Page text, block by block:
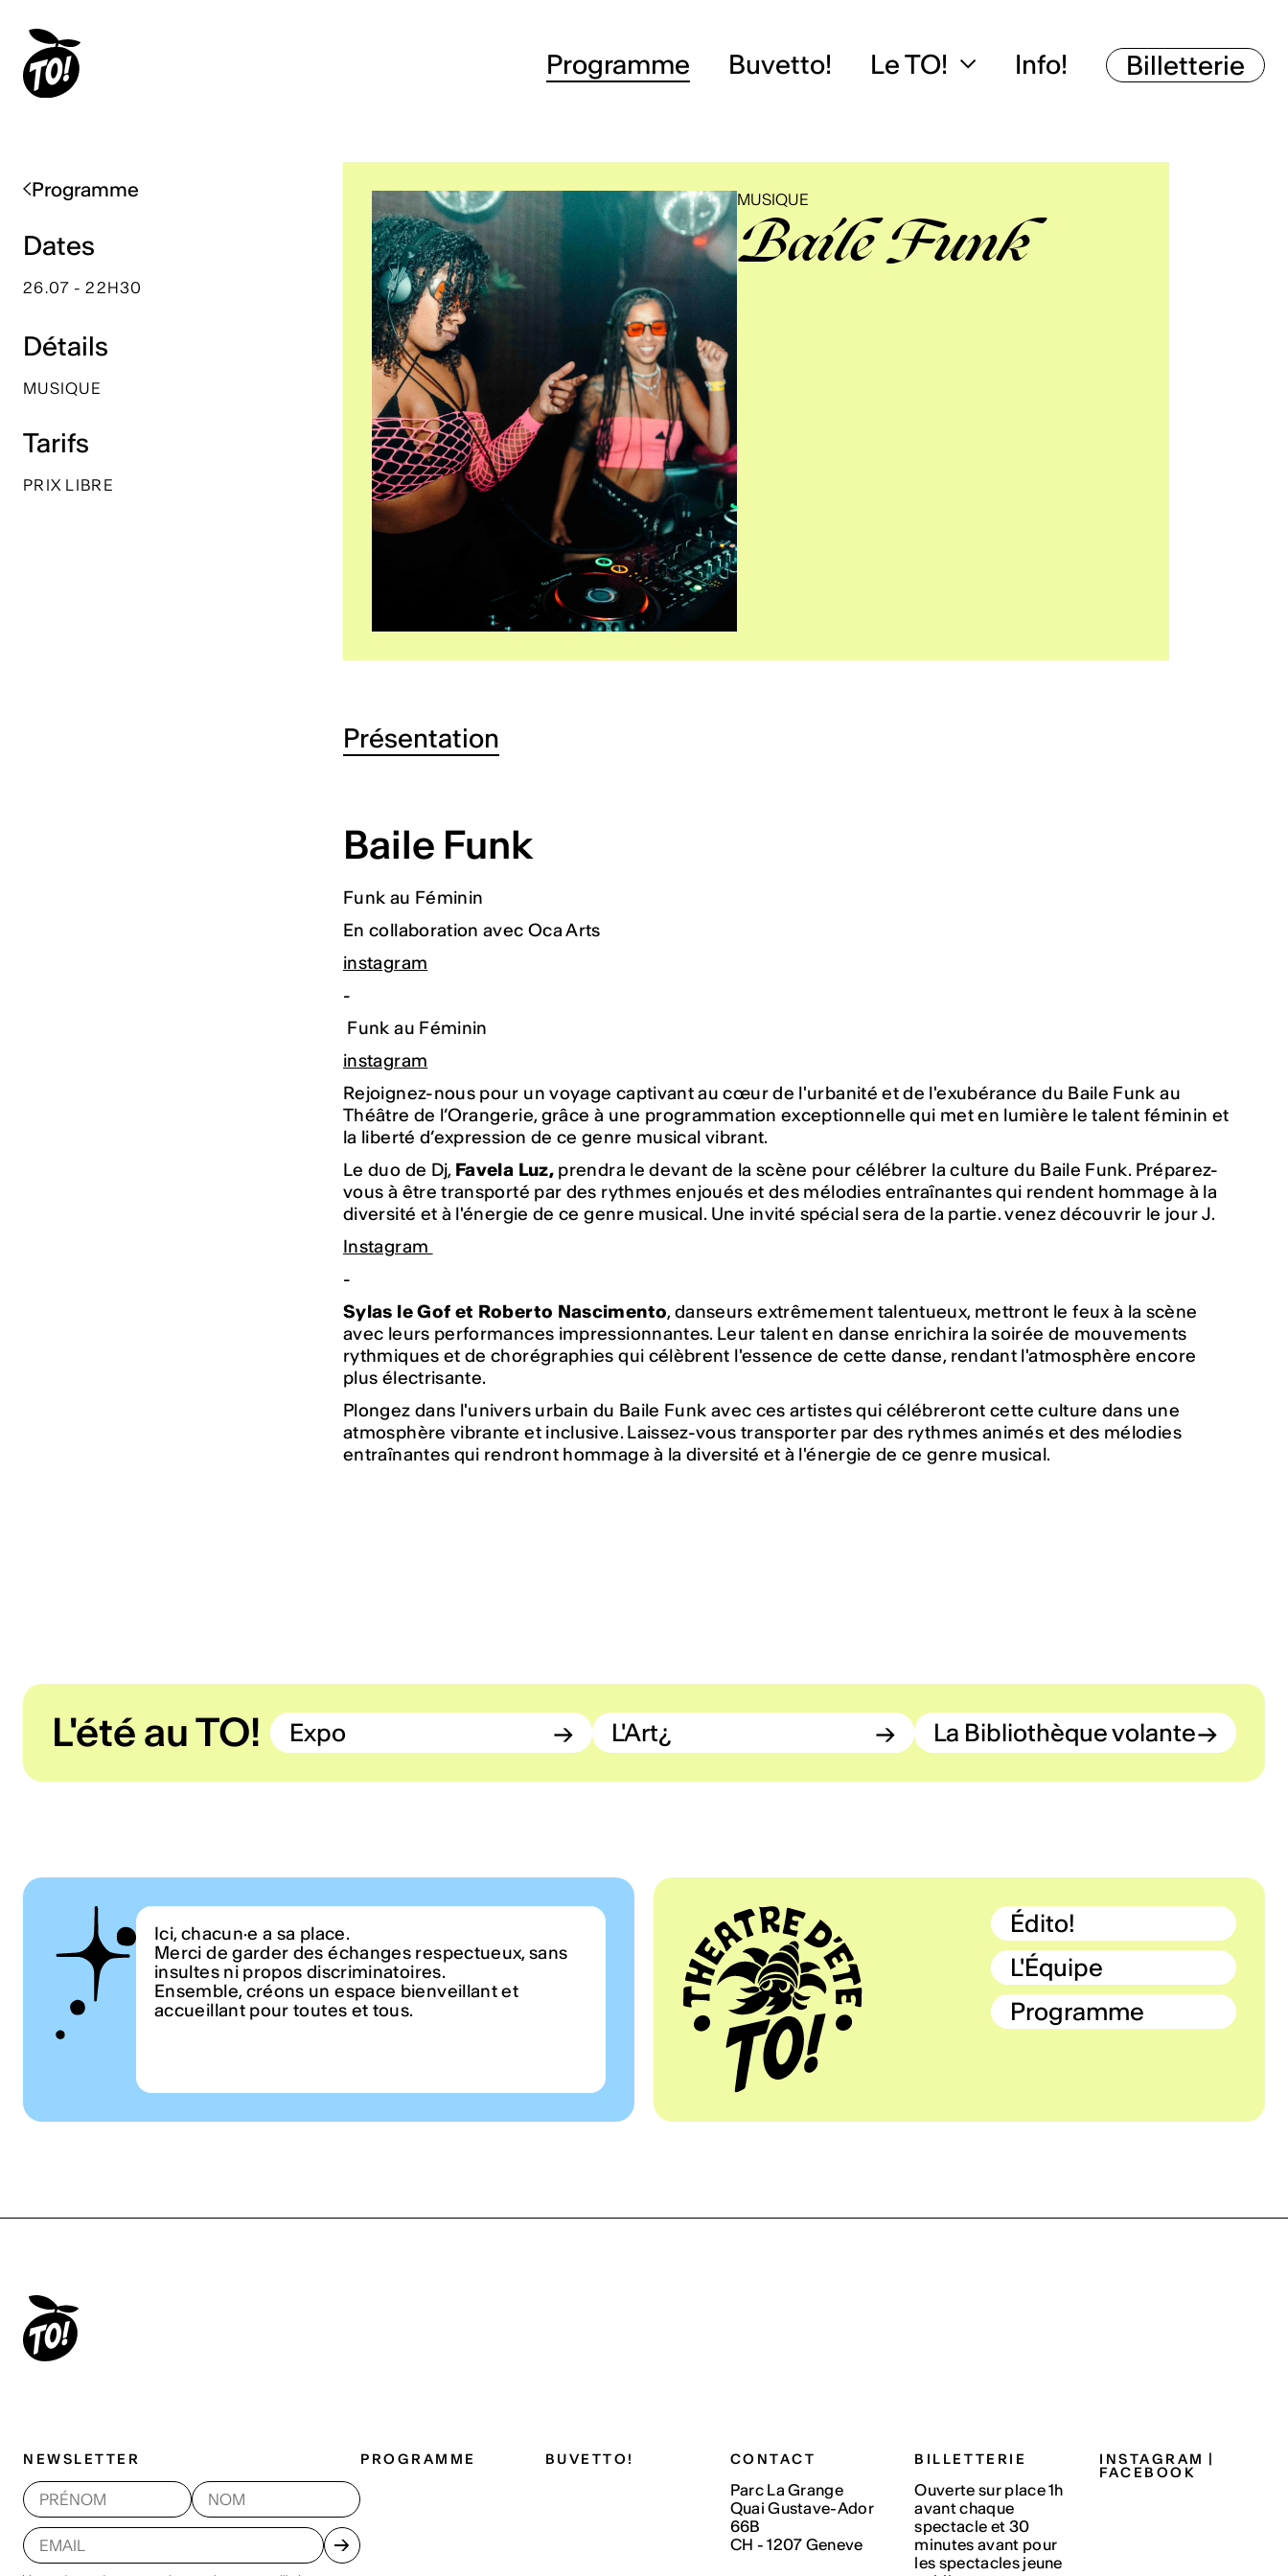
Programme Buvetto! Le TO! Info! Billetterie
Programme
Dates
26.07 - 22H30
Détails
MUSIQUE
Tarifs
PRIX LIBRE
MUSIQUE
Baile Funk
Présentation
Baile Funk
Funk au Féminin
En collaboration avec Oca Arts
instagram
-
Funk au Féminin
instagram
Rejoignez-nous pour un voyage captivant au cœur de l'urbanité et de l'exubérance du Baile Funk au
Théâtre de l’Orangerie, grâce à une programmation exceptionnelle qui met en lumière le talent féminin et
la liberté d’expression de ce genre musical vibrant.
Le duo de Dj, Favela Luz, prendra le devant de la scène pour célébrer la culture du Baile Funk. Préparez-
vous à être transporté par des rythmes enjoués et des mélodies entraînantes qui rendent hommage à la
diversité et à l'énergie de ce genre musical. Une invité spécial sera de la partie. venez découvrir le jour J.
Instagram
-
Sylas le Gof et Roberto Nascimento, danseurs extrêmement talentueux, mettront le feux à la scène
avec leurs performances impressionnantes. Leur talent en danse enrichira la soirée de mouvements
rythmiques et de chorégraphies qui célèbrent l'essence de cette danse, rendant l'atmosphère encore
plus électrisante.
Plongez dans l'univers urbain du Baile Funk avec ces artistes qui célébreront cette culture dans une
atmosphère vibrante et inclusive. Laissez-vous transporter par des rythmes animés et des mélodies
entraînantes qui rendront hommage à la diversité et à l'énergie de ce genre musical.
L'été au TO! Expo → L'Art¿ → La Bibliothèque volante→
Ici, chacun·e a sa place.
Merci de garder des échanges respectueux, sans
insultes ni propos discriminatoires.
Ensemble, créons un espace bienveillant et
accueillant pour toutes et tous.
Édito!
L'Équipe
Programme
NEWSLETTER PROGRAMME BUVETTO! CONTACT
Parc La Grange
Quai Gustave-Ador
66B
CH - 1207 Geneve
BILLETTERIE
Ouverte sur place 1h
avant chaque
spectacle et 30
minutes avant pour
les spectacles jeune
INSTAGRAM |
FACEBOOK